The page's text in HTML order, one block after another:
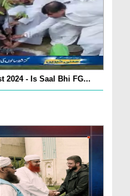
2024 - Is Saal Bhi FG...